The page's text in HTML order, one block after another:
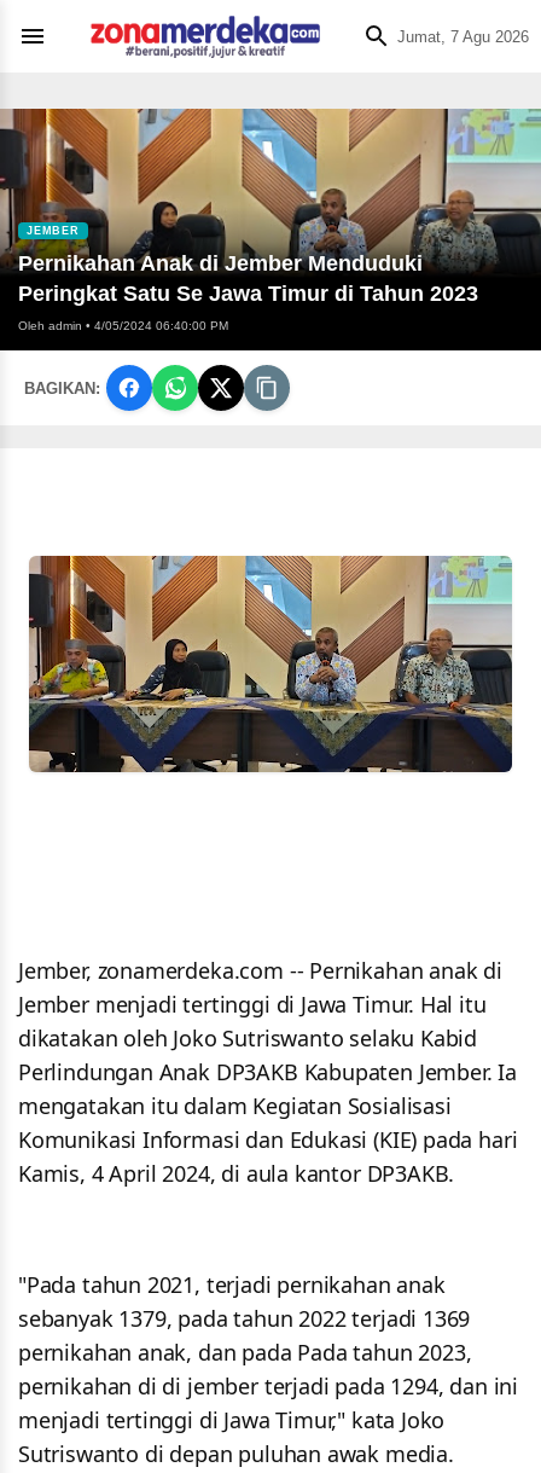
Jumat, 7 Agu 2026
JEMBER
Pernikahan Anak di Jember Menduduki
Peringkat Satu Se Jawa Timur di Tahun 2023
Oleh admin • 4/05/2024 06:40:00 PM
BAGIKAN:
Jember, zonamerdeka.com -- Pernikahan anak di
Jember menjadi tertinggi di Jawa Timur. Hal itu
dikatakan oleh Joko Sutriswanto selaku Kabid
Perlindungan Anak DP3AKB Kabupaten Jember. Ia
mengatakan itu dalam Kegiatan Sosialisasi
Komunikasi Informasi dan Edukasi (KIE) pada hari
Kamis, 4 April 2024, di aula kantor DP3AKB.
"Pada tahun 2021, terjadi pernikahan anak
sebanyak 1379, pada tahun 2022 terjadi 1369
pernikahan anak, dan pada Pada tahun 2023,
pernikahan di di jember terjadi pada 1294, dan ini
menjadi tertinggi di Jawa Timur," kata Joko
Sutriswanto di depan puluhan awak media.